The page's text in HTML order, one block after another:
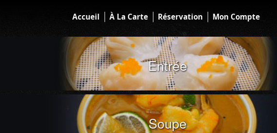
Accueil À La Carte Réservation Mon Compte
Entrée
Soupe